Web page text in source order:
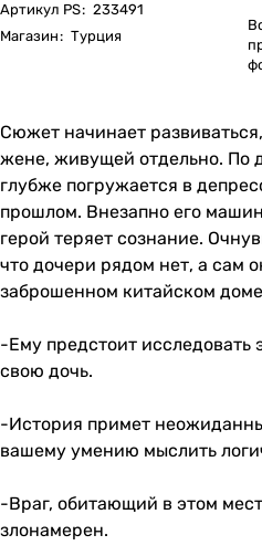
Артикул PS: 233491
Магазин: Турция
Сюжет начинает
жене, живущей отдельно. По
глубже погружается в
прошлом. Внезапно его
герой теряет сознание.
что дочери рядом нет, а сам
заброшенном китайском
-Ему предстоит исследовать
свою дочь.
-История примет
вашему умению мыслить
-Враг, обитающий в этом
злонамерен.